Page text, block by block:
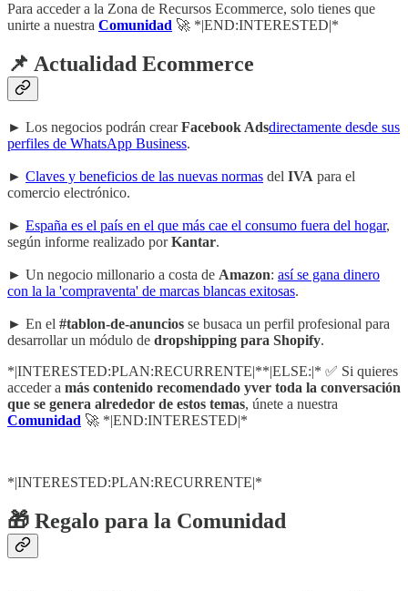
Para acceder a la Zona de Recursos Ecommerce, solo tienes que
unirte a nuestra Comunidad 🚀 *|END:INTERESTED|*
📌 Actualidad Ecommerce
► Los negocios podrán crearFacebook Adsdirectamente desde sus
perfiles de WhatsApp Business.
► Claves y beneficios de las nuevas normas del IVA para el
comercio electrónico.
► España es el país en el que más cae el consumo fuera del hogar,
según informe realizado porKantar.
► Un negocio millonario a costa de Amazon: así se gana dinero
con la la 'compraventa' de marcas blancas exitosas.
► En el #tablon-de-anuncios se busaca un perfil profesional para
desarrollar un módulo de dropshipping para Shopify.
*|INTERESTED:PLAN:RECURRENTE|**|ELSE:|* ✅ Si quieres
acceder a más contenido recomendado yver toda la conversación
que se genera alrededor de estos temas, únete a nuestra
Comunidad 🚀 *|END:INTERESTED|*
*|INTERESTED:PLAN:RECURRENTE|*
🎁 Regalo para la Comunidad